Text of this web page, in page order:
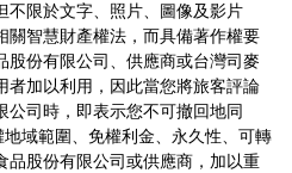
不限於文字、照片、圖像及影片
關智慧財產權法，而具備著作權要
股份有限公司、供應商或台灣司麥
者加以利用，因此當您將旅客評論
司時，即表示您不可撤回地同
域範圍、免權利金、永久性、可轉
品股份有限公司或供應商，加以重